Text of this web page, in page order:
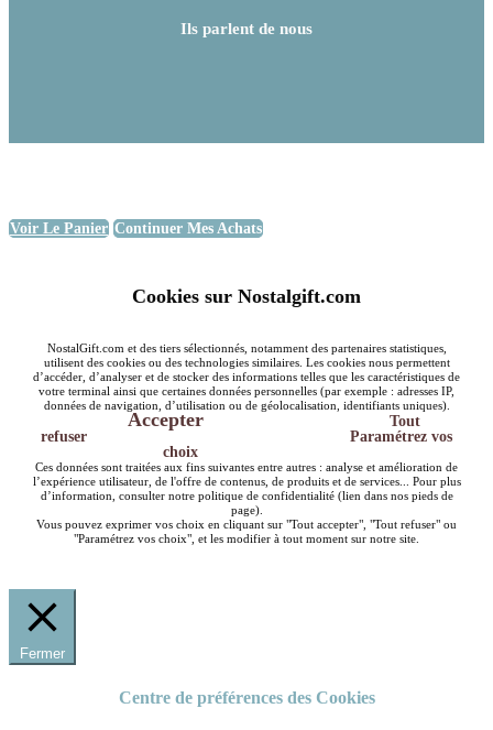
Ils parlent de nous
Voir Le Panier Continuer Mes Achats
Cookies sur Nostalgift.com
NostalGift.com et des tiers sélectionnés, notamment des partenaires statistiques,
utilisent des cookies ou des technologies similaires. Les cookies nous permettent
d’accéder, d’analyser et de stocker des informations telles que les caractéristiques de
votre terminal ainsi que certaines données personnelles (par exemple : adresses IP,
données de navigation, d’utilisation ou de géolocalisation, identifiants uniques).
Accepter
Tout
refuser
Paramétrez vos
choix
Ces données sont traitées aux fins suivantes entre autres : analyse et amélioration de
l’expérience utilisateur, de l'offre de contenus, de produits et de services... Pour plus
d’information, consulter notre politique de confidentialité (lien dans nos pieds de
page).
Vous pouvez exprimer vos choix en cliquant sur "Tout accepter", "Tout refuser" ou
"Paramétrez vos choix", et les modifier à tout moment sur notre site.
Fermer
Centre de préférences des Cookies